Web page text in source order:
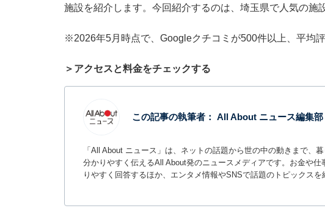
施設を紹介します。今回紹介するのは、埼玉県で人気の施
※2026年5月時点で、Googleクチコミが500件以上、平均
＞アクセスと料金をチェックする
この記事の執筆者： All About ニュース編集部
「All About ニュース」は、ネットの話題から世の中の動きまで、
分かりやすく伝えるAll About発のニュースメディアです。お金や
りやすく回答するほか、エンタメ情報やSNSで話題のトピックスを